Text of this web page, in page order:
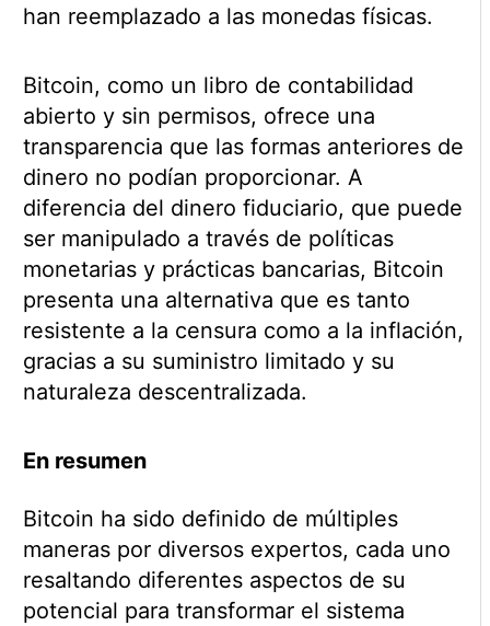
han reemplazado a las monedas físicas.
Bitcoin, como un libro de contabilidad
abierto y sin permisos, ofrece una
transparencia que las formas anteriores de
dinero no podían proporcionar. A
diferencia del dinero fiduciario, que puede
ser manipulado a través de políticas
monetarias y prácticas bancarias, Bitcoin
presenta una alternativa que es tanto
resistente a la censura como a la inflación,
gracias a su suministro limitado y su
naturaleza descentralizada.
En resumen
Bitcoin ha sido definido de múltiples
maneras por diversos expertos, cada uno
resaltando diferentes aspectos de su
potencial para transformar el sistema